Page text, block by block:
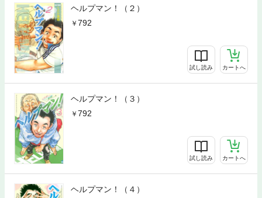
ヘルプマン！（２）
792
試し読み カートへ
ヘルプマン！（３）
792
試し読み カートへ
ヘルプマン！（４）